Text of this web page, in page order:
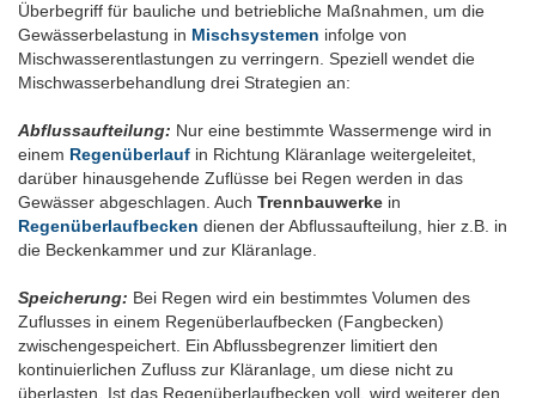
Überbegriff für bauliche und betriebliche Maßnahmen, um die
Gewässerbelastung in Mischsystemen infolge von
Mischwasserentlastungen zu verringern. Speziell wendet die
Mischwasserbehandlung drei Strategien an:
Abflussaufteilung: Nur eine bestimmte Wassermenge wird in
einem Regenüberlauf in Richtung Kläranlage weitergeleitet,
darüber hinausgehende Zuflüsse bei Regen werden in das
Gewässer abgeschlagen. Auch Trennbauwerke in
Regenüberlaufbecken dienen der Abflussaufteilung, hier z.B. in
die Beckenkammer und zur Kläranlage.
Speicherung: Bei Regen wird ein bestimmtes Volumen des
Zuflusses in einem Regenüberlaufbecken (Fangbecken)
zwischengespeichert. Ein Abflussbegrenzer limitiert den
kontinuierlichen Zufluss zur Kläranlage, um diese nicht zu
überlasten. Ist das Regenüberlaufbecken voll, wird weiterer den